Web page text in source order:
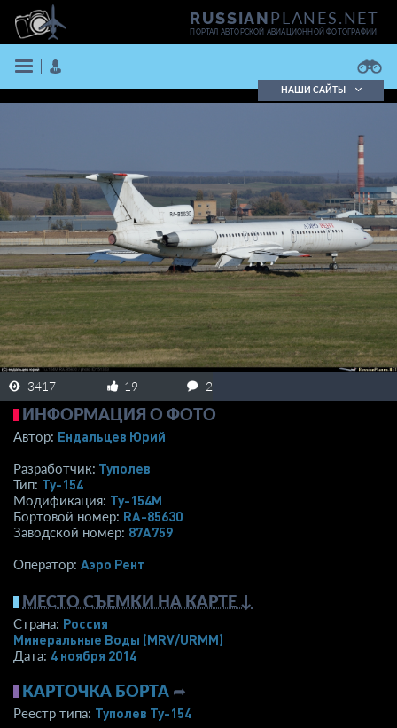
RUSSIANPLANES.NET
ПОРТАЛ АВТОРСКОЙ АВИАЦИОННОЙ ФОТОГРАФИИ
ВОЙТИ
ЗАРЕГИСТРИРОВАТЬСЯ
НАШИ САЙТЫ
3417 19 2
ИНФОРМАЦИЯ О ФОТО
Автор: Ендальцев Юрий
Разработчик: Туполев
Тип: Ту-154
Модификация: Ту-154М
Бортовой номер: RA-85630
Заводской номер: 87A759
Оператор: Аэро Рент
МЕСТО СЪЕМКИ НА КАРТЕ ↓
Страна: Россия
Минеральные Воды (MRV/URMM)
Дата: 4 ноября 2014
КАРТОЧКА БОРТА ➦
Реестр типа: Туполев Ту-154